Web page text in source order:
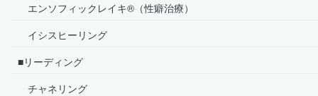
エンソフィックレイキ®（性癖治療）
イシスヒーリング
■リーディング
チャネリング